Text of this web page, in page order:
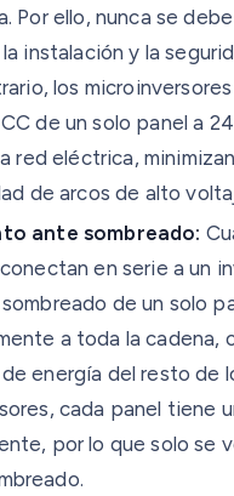
Por ello, nunca se
instalación y la
los
de un solo panel a
red eléctrica,
de arcos de alto
ante sombreado:
en serie a un
de un solo
a toda la cadena,
energía del resto de
cada panel tiene
por lo que solo se